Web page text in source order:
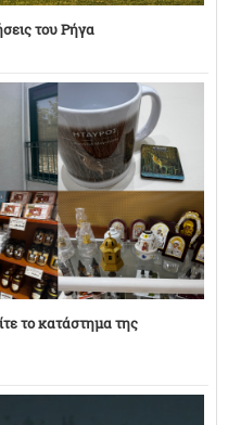
του Ρήγα
το κατάστημα της